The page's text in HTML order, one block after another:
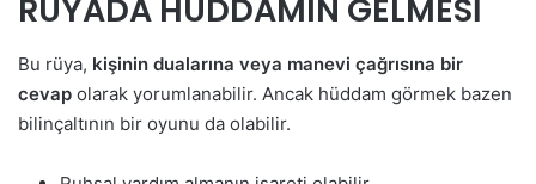
RÜYADA HÜDDAMIN GELMESİ
Bu rüya, kişinin dualarına veya manevi çağrısına bir
cevap olarak yorumlanabilir. Ancak hüddam görmek bazen
bilinçaltının bir oyunu da olabilir.